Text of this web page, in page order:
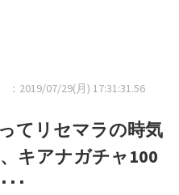
：2019/07/29(月) 17:31:31.56
てリセマラの時気
キアナガチャ100
･